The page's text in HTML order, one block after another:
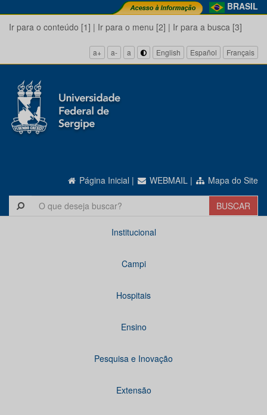
BRASIL
Ir para o conteúdo [1] | Ir para o menu [2] | Ir para a busca [3]
a+ a- a English Español Français
Página Inicial | WEBMAIL | Mapa do Site
Institucional
Campi
Hospitais
Ensino
Pesquisa e Inovação
Extensão